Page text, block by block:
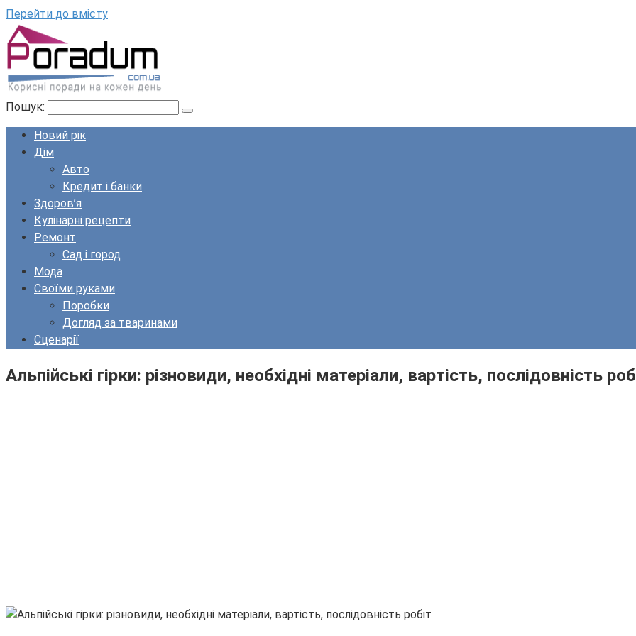
Перейти до вмісту
Пошук:
Новий рік
Дім
Авто
Кредит і банки
Здоров’я
Кулінарні рецепти
Ремонт
Сад і город
Мода
Своїми руками
Поробки
Догляд за тваринами
Сценарії
Альпійські гірки: різновиди, необхідні матеріали, вартість, послідовність